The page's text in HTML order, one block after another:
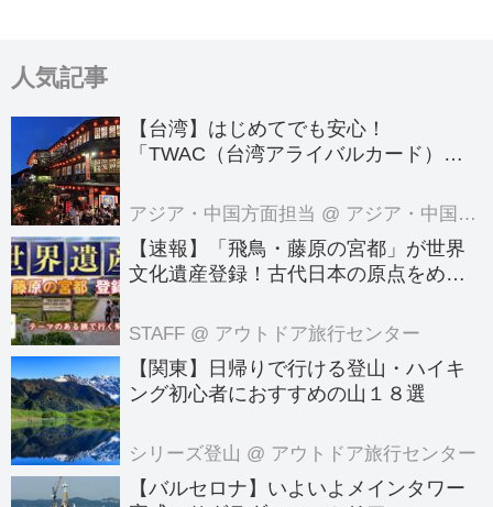
人気記事
【台湾】はじめてでも安心！
「TWAC（台湾アライバルカード）」
アジア・中国方面担当 @ アジア・中国旅行センター
【速報】「飛鳥・藤原の宮都」が世界
文化遺産登録！古代日本の原点をめぐ
のテーマのある旅
STAFF @ アウトドア旅行センター
【関東】日帰りで行ける登山・ハイキ
ング初心者におすすめの山１８選
シリーズ登山 @ アウトドア旅行センター
【バルセロナ】いよいよメインタワー